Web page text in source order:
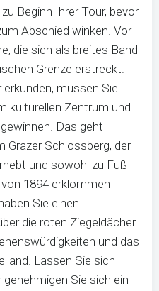
Beginn Ihrer Tour, bevor
Abschied winken. Vor
die sich als breites Band
Grenze erstreckt.
müssen Sie
kulturellen Zentrum und
Das geht
Grazer Schlossberg, der
und sowohl zu Fuß
1894 erklommen
Sie einen
die roten Ziegeldächer
und das
Lassen Sie sich
Sie sich ein